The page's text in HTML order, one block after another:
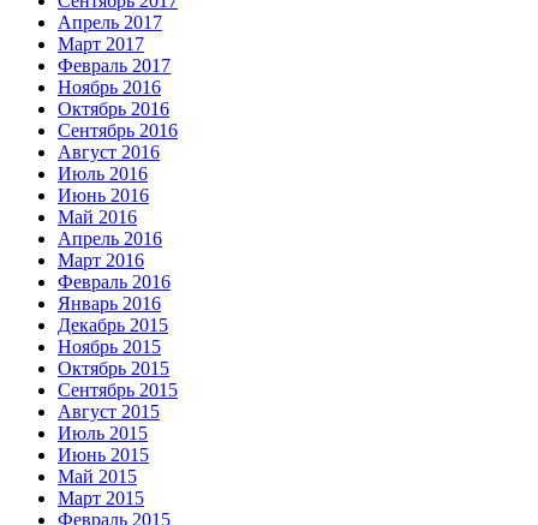
Апрель 2017
Март 2017
Февраль 2017
Ноябрь 2016
Октябрь 2016
Сентябрь 2016
Август 2016
Июль 2016
Июнь 2016
Май 2016
Апрель 2016
Март 2016
Февраль 2016
Январь 2016
Декабрь 2015
Ноябрь 2015
Октябрь 2015
Сентябрь 2015
Август 2015
Июль 2015
Июнь 2015
Май 2015
Март 2015
Февраль 2015